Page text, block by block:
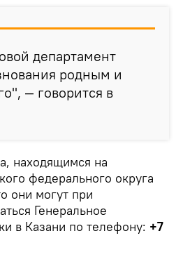
департамент
родным и
— говорится в
находящимся на
федерального округа
они могут при
Генеральное
в Казани по телефону: +7